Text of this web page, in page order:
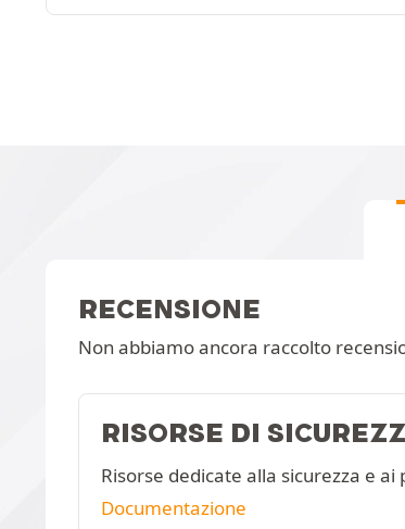
RECENSIONE
Non abbiamo ancora raccolto
RISORSE DI
Risorse dedicate alla sicurezza e ai
Documentazione